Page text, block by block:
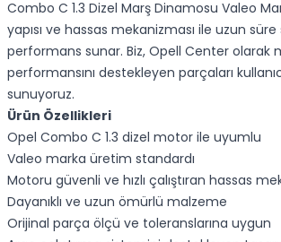
Combo C 1.3 Dizel Marş Dinamosu Valeo
yapısı ve hassas mekanizması ile uzun
performans sunar. Biz, Opell Center olarak
performansını destekleyen parçaları
sunuyoruz.
Ürün Özellikleri
Opel Combo C 1.3 dizel motor ile uyumlu
Valeo marka üretim standardı
Motoru güvenli ve hızlı çalıştıran hassas
Dayanıklı ve uzun ömürlü malzeme
Orijinal parça ölçü ve toleranslarına uygun